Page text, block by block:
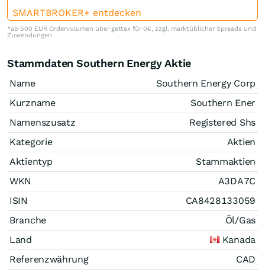
SMARTBROKER+ entdecken
*ab 500 EUR Ordervolumen über gettex für 0€, zzgl. marktüblicher Spreads und
Zuwendungen
Stammdaten Southern Energy Aktie
Name
Southern Energy Corp
Kurzname
Southern Ener
Namenszusatz
Registered Shs
Kategorie
Aktien
Aktientyp
Stammaktien
WKN
A3DA7C
ISIN
CA8428133059
Branche
Öl/Gas
Land
Kanada
Referenzwährung
CAD